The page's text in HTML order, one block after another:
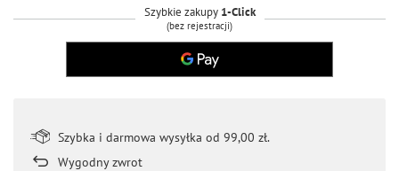
Szybkie zakupy 1-Click
(bez rejestracji)
Szybka i darmowa wysyłka od 99,00 zł.
Wygodny zwrot